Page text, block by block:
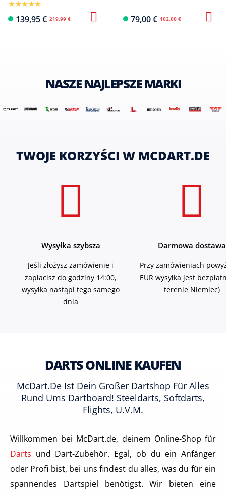
139,95 € 219,99 € 79,00 € 102,00 €
NASZE NAJLEPSZE MARKI
TWOJE KORZYŚCI W MCDART.DE
Wysyłka szybsza
Jeśli złożysz zamówienie i
zapłacisz do godziny 14:00,
wysyłka nastąpi tego samego
dnia
Darmowa dostawa
Przy zamówieniach
EUR wysyłka jest
terenie Niemiec)
DARTS ONLINE KAUFEN
McDart.de Ist Dein Großer Dartshop Für Alles
Rund Ums Dartboard! Steeldarts, Softdarts,
Flights, U.v.m.
Willkommen bei McDart.de, deinem Online-Shop für
Darts und Dart-Zubehör. Egal, ob du ein Anfänger
oder Profi bist, bei uns findest du alles, was du für ein
spannendes Dartspiel benötigst. Wir bieten eine